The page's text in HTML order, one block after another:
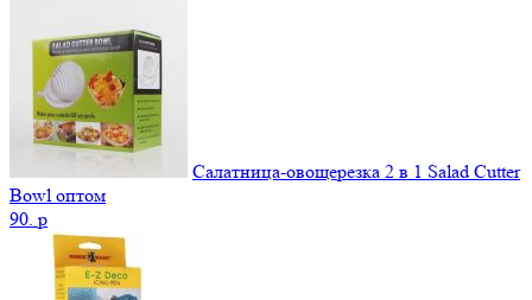
Салатница-овощерезка 2 в 1 Salad Cutter
Bowl оптом
90. p